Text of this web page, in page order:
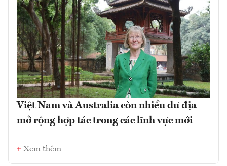
Việt Nam và Australia còn nhiều dư địa
mở rộng hợp tác trong các lĩnh vực mới
Xem thêm